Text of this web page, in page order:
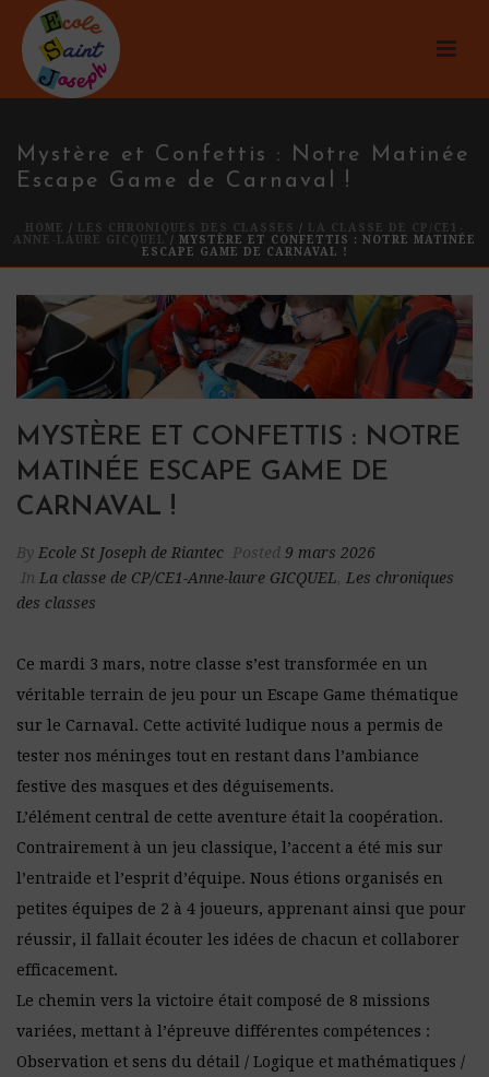
Mystère et Confettis : Notre Matinée
Escape Game de Carnaval !
HOME / LES CHRONIQUES DES CLASSES /
LA CLASSE DE CP/CE1-
ANNE-LAURE GICQUEL
/ MYSTÈRE ET CONFETTIS : NOTRE MATINÉE
ESCAPE GAME DE CARNAVAL !
MYSTÈRE ET CONFETTIS : NOTRE
MATINÉE ESCAPE GAME DE
CARNAVAL !
By Ecole St Joseph de Riantec Posted 9 mars 2026
In La classe de CP/CE1-Anne-laure GICQUEL, Les chroniques
des classes
Ce mardi 3 mars, notre classe s’est transformée en un
véritable terrain de jeu pour un Escape Game thématique
sur le Carnaval. Cette activité ludique nous a permis de
tester nos méninges tout en restant dans l’ambiance
festive des masques et des déguisements.
L’élément central de cette aventure était la coopération.
Contrairement à un jeu classique, l’accent a été mis sur
l’entraide et l’esprit d’équipe. Nous étions organisés en
petites équipes de 2 à 4 joueurs, apprenant ainsi que pour
réussir, il fallait écouter les idées de chacun et collaborer
efficacement.
Le chemin vers la victoire était composé de 8 missions
variées, mettant à l’épreuve différentes compétences :
Observation et sens du détail / Logique et mathématiques /